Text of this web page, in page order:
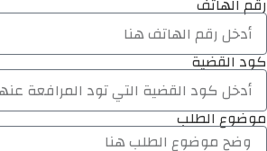
رقم الهاتف
كود القضية
موضوع الطلب